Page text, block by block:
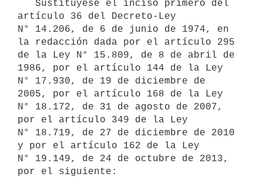
artículo 36 del Decreto-Ley
N° 14.206, de 6 de junio de 1974, en
la redacción dada por el artículo 295
de la Ley N° 15.809, de 8 de abril de
1986, por el artículo 144 de la Ley
N° 17.930, de 19 de diciembre de
2005, por el artículo 168 de la Ley
N° 18.172, de 31 de agosto de 2007,
por el artículo 349 de la Ley
N° 18.719, de 27 de diciembre de 2010
y por el artículo 162 de la Ley
N° 19.149, de 24 de octubre de 2013,
por el siguiente: